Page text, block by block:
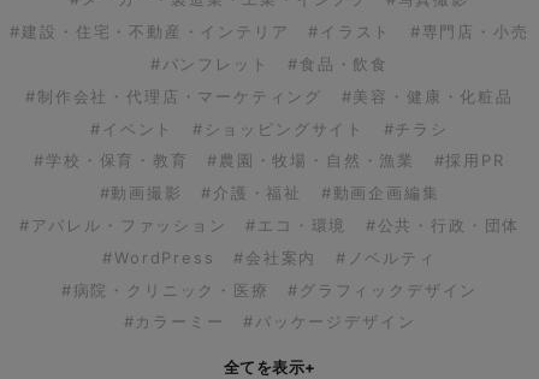
#建設・住宅・不動産・インテリア
#イラスト
#専門店・小売
#パンフレット
#食品・飲食
#制作会社・代理店・マーケティング
#美容・健康・化粧品
#イベント
#ショッピングサイト
#チラシ
#学校・保育・教育
#農園・牧場・自然・漁業
#採用PR
#動画撮影
#介護・福祉
#動画企画編集
#アパレル・ファッション
#エコ・環境
#公共・行政・団体
#WordPress
#会社案内
#ノベルティ
#病院・クリニック・医療
#グラフィックデザイン
#カラーミー
#パッケージデザイン
全てを表示+